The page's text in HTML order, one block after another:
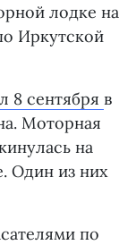
лодке на
Иркутской
8 сентября в
Моторная
на
Один из них
по